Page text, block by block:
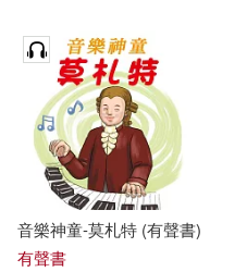
音樂神童-莫札特 (有聲書)
有聲書